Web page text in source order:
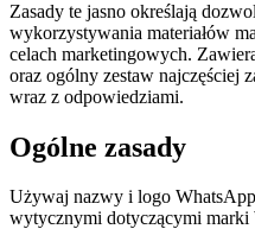
Zasady te jasno określają
wykorzystywania materiałów
celach marketingowych.
oraz ogólny zestaw najczęściej
wraz z odpowiedziami.
Ogólne zasady
Używaj nazwy i logo
wytycznymi dotyczącymi marki